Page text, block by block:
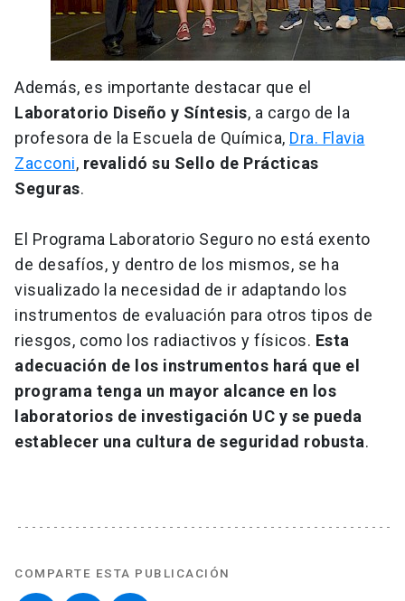
Además, es importante destacar que el
Laboratorio Diseño y Síntesis, a cargo de la
profesora de la Escuela de Química, Dra. Flavia
Zacconi, revalidó su Sello de Prácticas
Seguras.
El Programa Laboratorio Seguro no está exento
de desafíos, y dentro de los mismos, se ha
visualizado la necesidad de ir adaptando los
instrumentos de evaluación para otros tipos de
riesgos, como los radiactivos y físicos. Esta
adecuación de los instrumentos hará que el
programa tenga un mayor alcance en los
laboratorios de investigación UC y se pueda
establecer una cultura de seguridad robusta.
COMPARTE ESTA PUBLICACIÓN